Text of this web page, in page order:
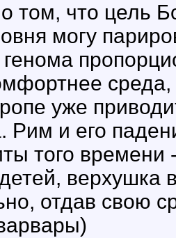
том, что цель
могу
уже
Рим и его
того
верхушка
отдав свою